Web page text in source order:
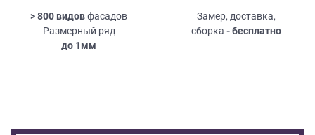
> 800 видовфасадов
Размерный ряд
до 1мм
Замер, доставка,
сборка - бесплатно